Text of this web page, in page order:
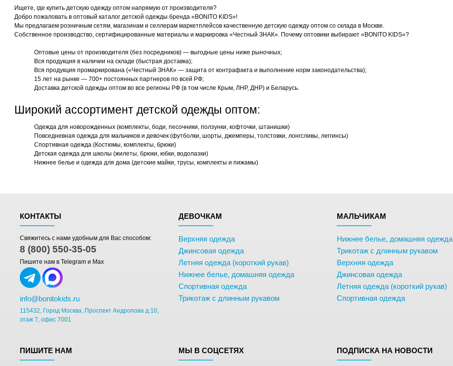
Ищете, где купить детскую одежду оптом напрямую от производителя?
Добро пожаловать в оптовый каталог детской одежды бренда «BONITO KIDS»!
Мы предлагаем розничным сетям, магазинам и селлерам маркетплейсов качественную детскую одежду оптом со склада в Москве.
Собственное производство, сертифицированные материалы и маркировка «Честный ЗНАК». Почему оптовики выбирают «BONITO KIDS»?
Оптовые цены от производителя (без посредников) — выгодные цены ниже рыночных;
Вся продукция в наличии на складе (быстрая доставка);
Вся продукция промаркирована («Честный ЗНАК» — защита от контрафакта и выполнение норм законодательства);
15 лет на рынке — 700+ постоянных партнеров по всей РФ;
Доставка детской одежды оптом во все регионы РФ (в том числе Крым, ЛНР, ДНР) и Беларусь.
Широкий ассортимент детской одежды оптом:
Одежда для новорожденных (комплекты, боди, песочники, ползунки, кофточки, штанишки)
Повседневная одежда для мальчиков и девочек (футболки, шорты, джемперы, толстовки, лонгсливы, леггинсы)
Спортивная одежда (Костюмы, комплекты, брюки)
Детская одежда для школы (жилеты, брюки, юбки, водолазки)
Нижнее белье и одежда для дома (детские майки, трусы, комплекты и пижамы)
КОНТАКТЫ
Свяжитесь с нами удобным для Вас способом:
8 (800) 550-35-05
Пишите нам в Telegram и Max
info@bonitokids.ru
115432, Город Москва, Проспект Андропова д.10,
этаж 7, офис 7001
ДЕВОЧКАМ
Верхняя одежда
Джинсовая одежда
Летняя одежда (короткий рукав)
Нижнее белье, домашняя одежда
Спортивная одежда
Трикотаж с длинным рукавом
МАЛЬЧИКАМ
Нижнее белье, домашняя одежда
Трикотаж с длинным рукавом
Верхняя одежда
Джинсовая одежда
Летняя одежда (короткий рукав)
Спортивная одежда
ПИШИТЕ НАМ МЫ В СОЦСЕТЯХ ПОДПИСКА НА НОВОСТИ